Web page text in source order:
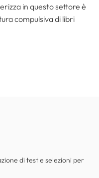
in questo settore è
compulsiva di libri
di test e selezioni per